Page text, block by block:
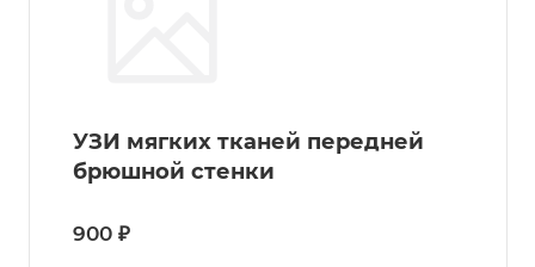
УЗИ мягких тканей передней
брюшной стенки
900 ₽